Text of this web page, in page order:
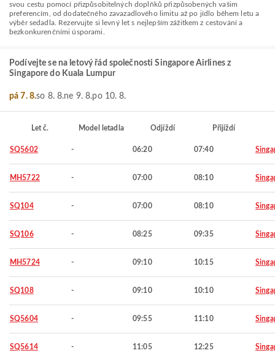
svou cestu pomocí přizpůsobitelných doplňků přizpůsobených vašim
preferencím, od dodatečného zavazadlového limitu až po jídlo během letu a
výběr sedadla. Rezervujte si levný let s nejlepším zážitkem z cestování a
bezkonkurenčními úsporami.
Podívejte se na letový řád společnosti Singapore Airlines z
Singapore do Kuala Lumpur
pá 7. 8.so 8. 8.ne 9. 8.po 10. 8.
Let č. Model letadla Odjíždí Přijíždí
SQ5602 - 06:20 07:40
MH5722 - 07:00 08:10
SQ104 - 07:00 08:10
SQ106 - 08:25 09:35
MH5724 - 09:10 10:15
SQ108 - 09:10 10:10
SQ5604 - 09:55 11:10
SQ5614 - 11:05 12:25